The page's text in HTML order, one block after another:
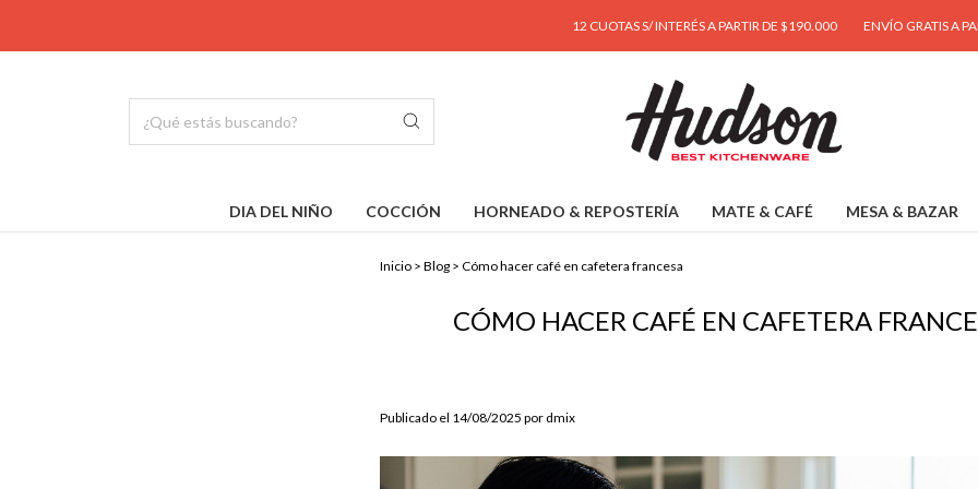
12 CUOTAS S/ INTERÉS A PARTIR DE $190.000 ENVÍO GRATIS A PARTIR DE
DIA DEL NIÑO COCCIÓN HORNEADO & REPOSTERÍA MATE & CAFÉ MESA & BAZAR
Inicio > Blog > Cómo hacer café en cafetera francesa
CÓMO HACER CAFÉ EN CAFETERA
Publicado el 14/08/2025 por dmix